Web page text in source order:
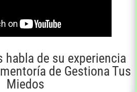
habla de su experiencia
de Gestiona Tus
Miedos